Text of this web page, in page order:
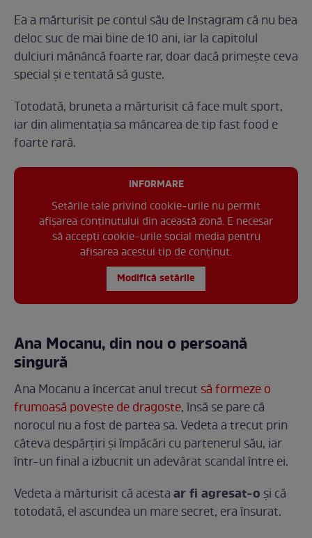
Ea a mărturisit pe contul său de Instagram că nu bea
deloc suc de mai bine de 10 ani, iar la capitolul
dulciuri mănâncă foarte rar, doar dacă primește ceva
special și e tentată să guste.
Totodată, bruneta a mărturisit că face mult sport,
iar din alimentația sa mâncarea de tip fast food e
foarte rară.
INFORMARE
Setările tale privind cookie-urile nu permit
afișarea conținutului din această zonă. E necesar
să accepți cookie-urile social media pentru
afisarea acestui tip de conținut.
Modifică setările
Ana Mocanu, din nou o persoană
singură
Ana Mocanu a încercat anul trecut să formeze o
frumoasă poveste de dragoste, însă se pare că
norocul nu a fost de partea sa. Vedeta a trecut prin
câteva despărțiri și împăcări cu partenerul său, iar
într-un final a izbucnit un adevărat scandal între ei.
Vedeta a mărturisit că acestaar fi agresat-o și că
totodată, el ascundea un mare secret, era însurat.